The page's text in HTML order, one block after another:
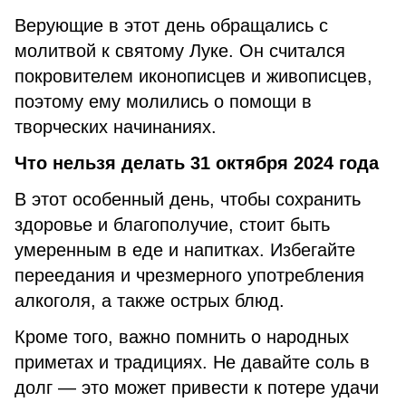
Верующие в этот день обращались с
молитвой к святому Луке. Он считался
покровителем иконописцев и живописцев,
поэтому ему молились о помощи в
творческих начинаниях.
Что нельзя делать 31 октября 2024 года
В этот особенный день, чтобы сохранить
здоровье и благополучие, стоит быть
умеренным в еде и напитках. Избегайте
переедания и чрезмерного употребления
алкоголя, а также острых блюд.
Кроме того, важно помнить о народных
приметах и традициях. Не давайте соль в
долг — это может привести к потере удачи